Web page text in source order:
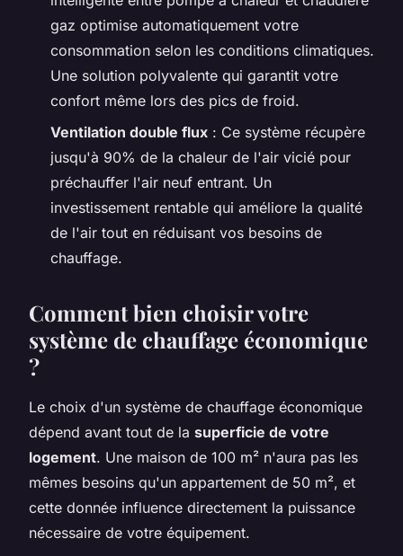
gaz optimise automatiquement votre
consommation selon les conditions climatiques.
Une solution polyvalente qui garantit votre
confort même lors des pics de froid.
Ventilation double flux : Ce système récupère
jusqu'à 90% de la chaleur de l'air vicié pour
préchauffer l'air neuf entrant. Un
investissement rentable qui améliore la qualité
de l'air tout en réduisant vos besoins de
chauffage.
Comment bien choisir votre
système de chauffage économique
?
Le choix d'un système de chauffage économique
dépend avant tout de la superficie de votre
logement. Une maison de 100 m² n'aura pas les
mêmes besoins qu'un appartement de 50 m², et
cette donnée influence directement la puissance
nécessaire de votre équipement.